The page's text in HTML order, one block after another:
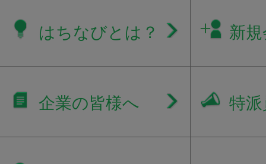
はちなびとは？ 新
企業の皆様へ 特